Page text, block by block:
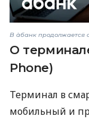
В àбанк продолжается
О
Phone)
Терминал в
мобильный и